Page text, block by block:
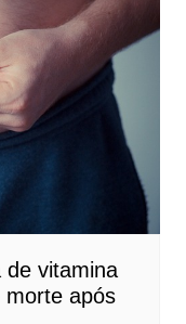
de vitamina
morte após